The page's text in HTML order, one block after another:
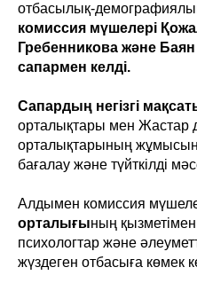
отбасылық-
комиссия мүшелері
Гребенникова және Баян
сапармен келді.
Сапардың негізгі
орталықтары мен Жастар
орталықтарының
бағалау және түйткілді
Алдымен комиссия
орталығының
психологтар және
жүздеген отбасыға көмек